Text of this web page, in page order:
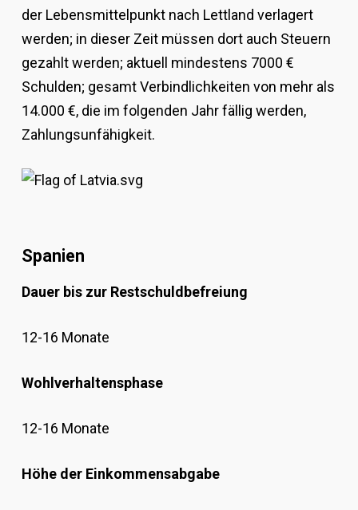
der Lebensmittelpunkt nach Lettland verlagert
werden; in dieser Zeit müssen dort auch Steuern
gezahlt werden; aktuell mindestens 7000 €
Schulden; gesamt Verbindlichkeiten von mehr als
14.000 €, die im folgenden Jahr fällig werden,
Zahlungsunfähigkeit.
Spanien
Dauer bis zur Restschuldbefreiung
12-16 Monate
Wohlverhaltensphase
12-16 Monate
Höhe der Einkommensabgabe